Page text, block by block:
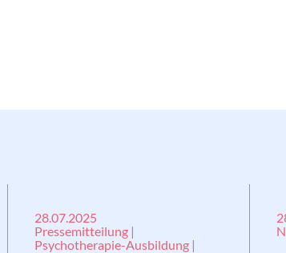
28.07.2025
Pressemitteilung |
Psychotherapie-Ausbildung |